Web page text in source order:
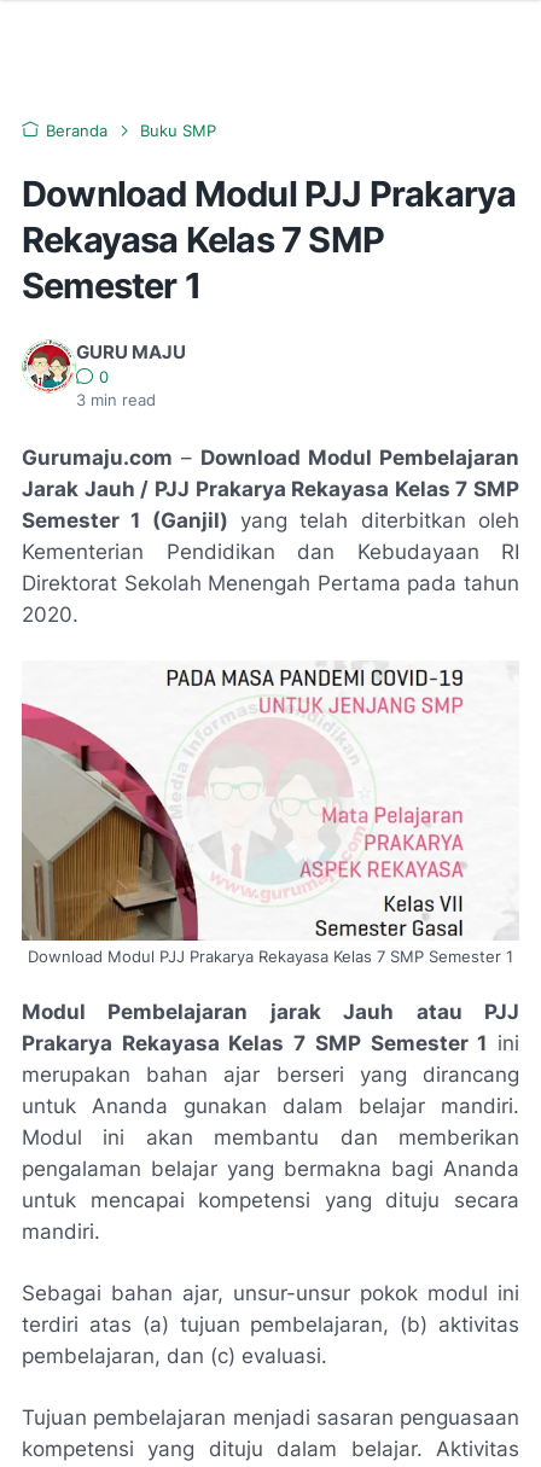
Beranda Buku SMP
Download Modul PJJ Prakarya
Rekayasa Kelas 7 SMP
Semester 1
GURU MAJU
0
3 min read
Gurumaju.com – Download Modul Pembelajaran
Jarak Jauh / PJJ Prakarya Rekayasa Kelas 7 SMP
Semester 1 (Ganjil) yang telah diterbitkan oleh
Kementerian Pendidikan dan Kebudayaan RI
Direktorat Sekolah Menengah Pertama pada tahun
2020.
Download Modul PJJ Prakarya Rekayasa Kelas 7 SMP Semester 1
Modul Pembelajaran jarak Jauh atau PJJ
Prakarya Rekayasa Kelas 7 SMP Semester 1 ini
merupakan bahan ajar berseri yang dirancang
untuk Ananda gunakan dalam belajar mandiri.
Modul ini akan membantu dan memberikan
pengalaman belajar yang bermakna bagi Ananda
untuk mencapai kompetensi yang dituju secara
mandiri.
Sebagai bahan ajar, unsur-unsur pokok modul ini
terdiri atas (a) tujuan pembelajaran, (b) aktivitas
pembelajaran, dan (c) evaluasi.
Tujuan pembelajaran menjadi sasaran penguasaan
kompetensi yang dituju dalam belajar. Aktivitas